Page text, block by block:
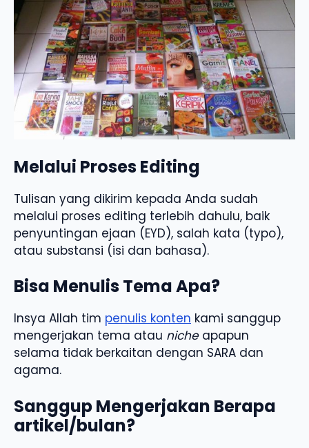
Melalui Proses Editing
Tulisan yang dikirim kepada Anda sudah
melalui proses editing terlebih dahulu, baik
penyuntingan ejaan (EYD), salah kata (typo),
atau substansi (isi dan bahasa).
Bisa Menulis Tema Apa?
Insya Allah tim penulis konten kami sanggup
mengerjakan tema atau nicheapapun
selama tidak berkaitan dengan SARA dan
agama.
Sanggup Mengerjakan Berapa
artikel/bulan?